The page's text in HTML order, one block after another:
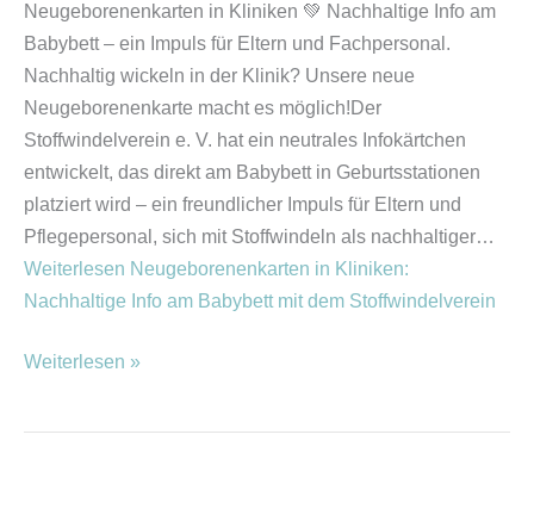
Neugeborenenkarten in Kliniken 💚 Nachhaltige Info am
Babybett – ein Impuls für Eltern und Fachpersonal.
Nachhaltig wickeln in der Klinik? Unsere neue
Neugeborenenkarte macht es möglich!Der
Stoffwindelverein e. V. hat ein neutrales Infokärtchen
entwickelt, das direkt am Babybett in Geburtsstationen
platziert wird – ein freundlicher Impuls für Eltern und
Pflegepersonal, sich mit Stoffwindeln als nachhaltiger…
Weiterlesen Neugeborenenkarten in Kliniken:
Nachhaltige Info am Babybett mit dem Stoffwindelverein
Weiterlesen »